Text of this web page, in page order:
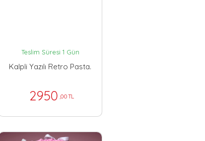
Teslim Süresi 1 Gün
Kalpli Yazılı Retro Pasta.
2950 ,00 TL